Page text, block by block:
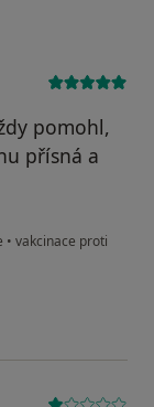
pomohl,
přísná a
• vakcinace proti